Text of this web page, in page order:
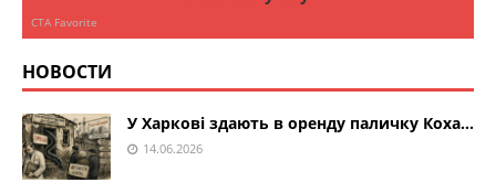
НОВОСТИ
У Харкові здають в оренду паличку Коха…
14.06.2026